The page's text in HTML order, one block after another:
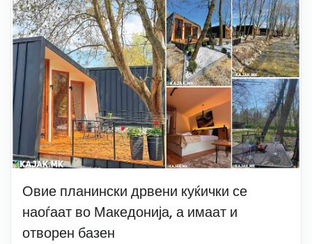
Овие планински дрвени куќички се
наоѓаат во Македонија, а имаат и
отворен базен